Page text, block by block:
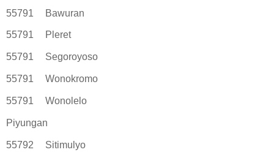
55791 Bawuran
55791 Pleret
55791 Segoroyoso
55791 Wonokromo
55791 Wonolelo
Piyungan
55792 Sitimulyo